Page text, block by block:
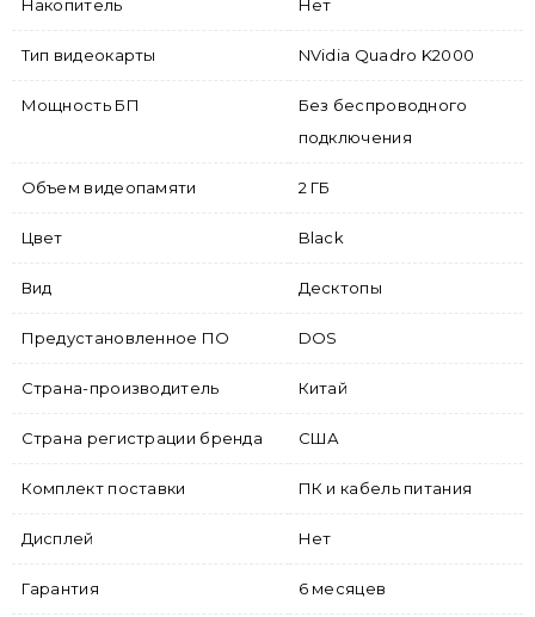
Накопитель Нет
Тип видеокарты NVidia Quadro K2000
Мощность БП
Без беспроводного
подключения
Объем видеопамяти 2 ГБ
Цвет Black
Вид Десктопы
Предустановленное ПО DOS
Страна-производитель Китай
Страна регистрации бренда США
Комплект поставки ПК и кабель питания
Дисплей Нет
Гарантия 6 месяцев